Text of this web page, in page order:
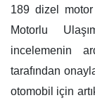
189 dizel
Motorlu
incelemenin
tarafından
otomobil için